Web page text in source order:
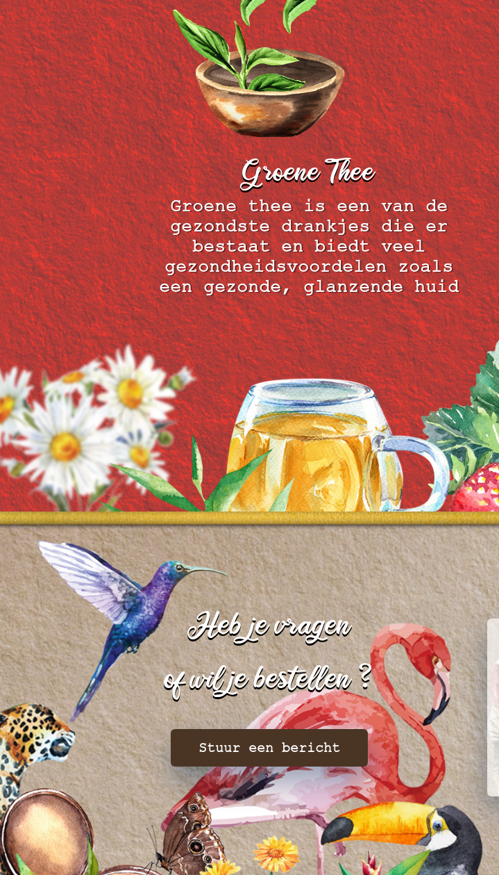
Groene Thee
Groene thee is een van de
gezondste drankjes die er
bestaat en biedt veel
gezondheidsvoordelen zoals
een gezonde, glanzende huid
Heb je vragen
of wil je bestellen?
Stuur een bericht